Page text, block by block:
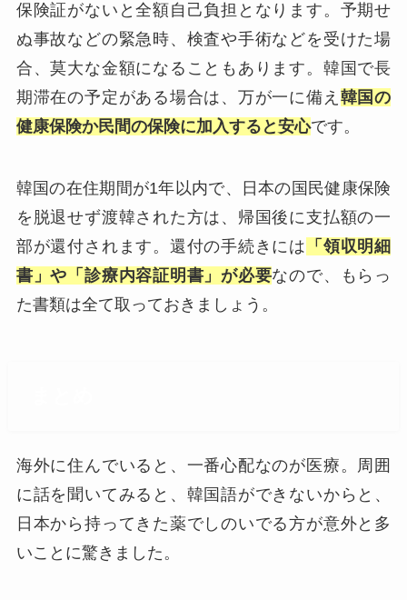
保険証がないと全額自己負担となります。予期せ
ぬ事故などの緊急時、検査や手術などを受けた場
合、莫大な金額になることもあります。韓国で長
期滞在の予定がある場合は、万が一に備え 韓国の
健康保険か民間の保険に加入すると安心です。
韓国の在住期間が1年以内で、日本の国民健康保険
を脱退せず渡韓された方は、帰国後に支払額の一
部が還付されます。還付の手続きには 「領収明細
書」や「診療内容証明書」が必要なので、もらっ
た書類は全て取っておきましょう。
海外に住んでいると、一番心配なのが医療。周囲
に話を聞いてみると、韓国語ができないからと、
日本から持ってきた薬でしのいでる方が意外と多
いことに驚きました。